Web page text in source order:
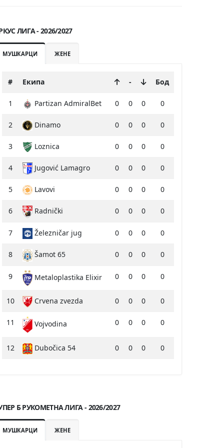
ЛИГА - 2026/2027
МУШКАРЦИ ЖЕНЕ
# Екипа - Бод
1 Partizan AdmiralBet 0 0 0 0
2 Dinamo 0 0 0 0
3 Loznica 0 0 0 0
4 Jugović Lamagro 0 0 0 0
5 Lavovi 0 0 0 0
6 Radnički 0 0 0 0
7 Železničar jug 0 0 0 0
8 Šamot 65 0 0 0 0
9 Metaloplastika Elixir 0 0 0 0
10 Crvena zvezda 0 0 0 0
11 Vojvodina 0 0 0 0
12 Dubočica 54 0 0 0 0
Б РУКОМЕТНА ЛИГА - 2026/2027
МУШКАРЦИ ЖЕНЕ